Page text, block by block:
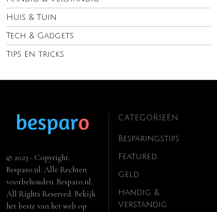
Huis & Tuin
Tech & Gadgets
Tips en tricks
© 2023 - Copyright.
Besparo.nl. Alle Rechten
voorbehouden. Besparo.nl.
All Rights Reserved. Bekijk
het beste van het web op
CATEGORIEËN
Besparingstips
Featured
Geld
Handig &
Verstandig